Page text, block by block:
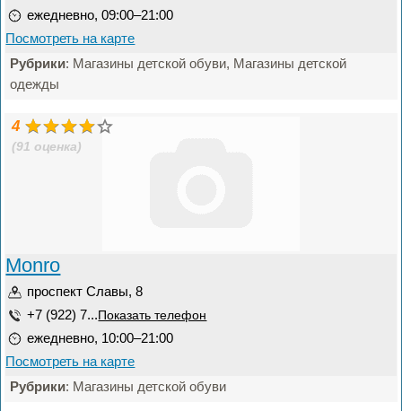
ежедневно, 09:00–21:00
Посмотреть на карте
Рубрики: Магазины детской обуви, Магазины детской
одежды
4
(91 оценка)
Monro
проспект Славы, 8
+7 (922) 7... Показать телефон
ежедневно, 10:00–21:00
Посмотреть на карте
Рубрики: Магазины детской обуви